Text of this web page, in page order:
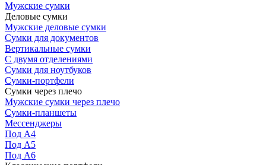
Мужские сумки
Деловые сумки
Мужские деловые сумки
Сумки для документов
Вертикальные сумки
С двумя отделениями
Сумки для ноутбуков
Сумки-портфели
Сумки через плечо
Мужские сумки через плечо
Сумки-планшеты
Мессенджеры
Под А4
Под А5
Под А6